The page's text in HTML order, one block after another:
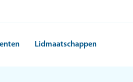
Lidmaatschappen